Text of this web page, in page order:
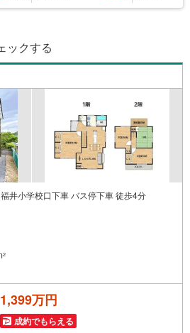
ックする
井小学校口下車 バス停下車 徒歩4分
2
1,399万円
成約でもらえる